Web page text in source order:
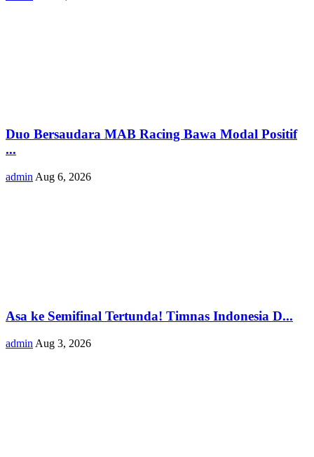
Duo Bersaudara MAB Racing Bawa Modal Positif
...
admin Aug 6, 2026
Asa ke Semifinal Tertunda! Timnas Indonesia D...
admin Aug 3, 2026